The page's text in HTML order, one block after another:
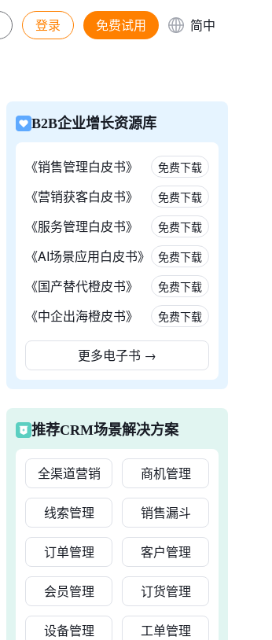
登录 免费试用 简中
B2B企业增长资源库
《销售管理白皮书》 免费下载
《营销获客白皮书》 免费下载
《服务管理白皮书》 免费下载
《AI场景应用白皮书》 免费下载
《国产替代橙皮书》 免费下载
《中企出海橙皮书》 免费下载
更多电子书 →
推荐CRM场景解决方案
全渠道营销 商机管理
线索管理 销售漏斗
订单管理 客户管理
会员管理 订货管理
设备管理 工单管理